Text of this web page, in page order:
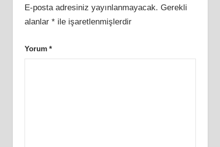
E-posta adresiniz yayınlanmayacak. Gerekli
alanlar *ile işaretlenmişlerdir
Yorum *